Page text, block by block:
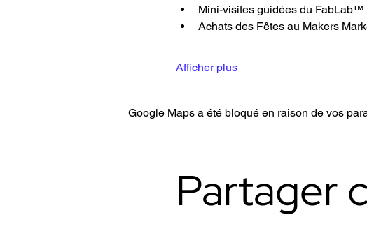
Mini-visites guidées du FabLab™
Achats des Fêtes au Makers
Afficher plus
Google Maps a été bloqué en raison de vos
Partager